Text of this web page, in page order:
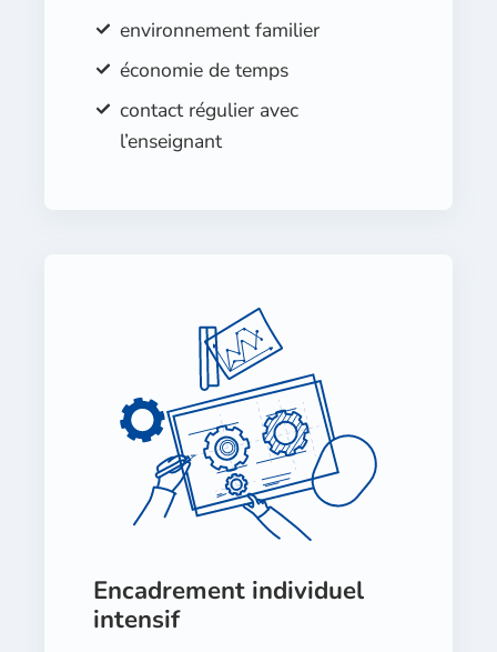
environnement familier
économie de temps
contact régulier avec
l’enseignant
Encadrement individuel
intensif